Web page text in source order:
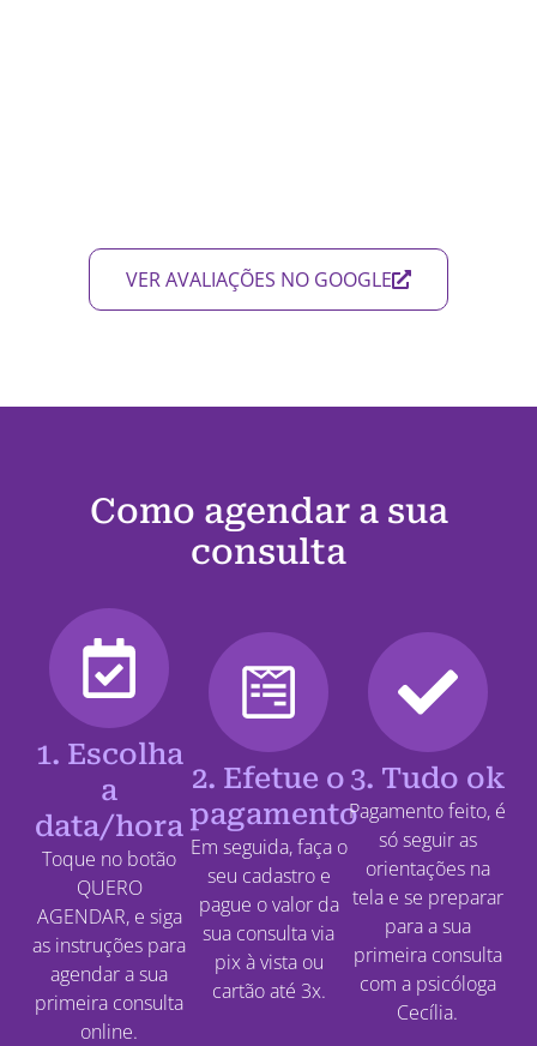
VER AVALIAÇÕES NO GOOGLE
Como agendar a sua
consulta
1. Escolha
a
data/hora
Toque no botão
QUERO
AGENDAR, e siga
as instruções para
agendar a sua
primeira consulta
online.
2. Efetue o
pagamento
Em seguida, faça o
seu cadastro e
pague o valor da
sua consulta via
pix à vista ou
cartão até 3x.
3. Tudo ok
Pagamento feito, é
só seguir as
orientações na
tela e se preparar
para a sua
primeira consulta
com a psicóloga
Cecília.